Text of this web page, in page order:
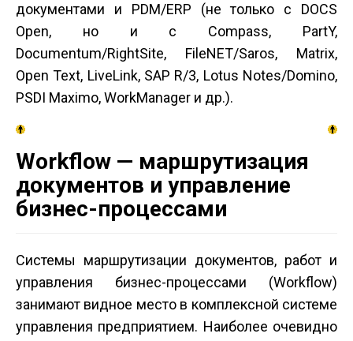
документами и PDM/ERP (не только с DOCS
Open, но и с Compass, PartY,
Documentum/RightSite, FileNET/Saros, Matrix,
Open Text, LiveLink, SAP R/3, Lotus Notes/Domino,
PSDI Maximo, WorkManager и др.).
Workflow — маршрутизация
документов и управление
бизнес-процессами
Системы маршрутизации документов, работ и
управления бизнес-процессами (Workflow)
занимают видное место в комплексной системе
управления предприятием. Наиболее очевидно